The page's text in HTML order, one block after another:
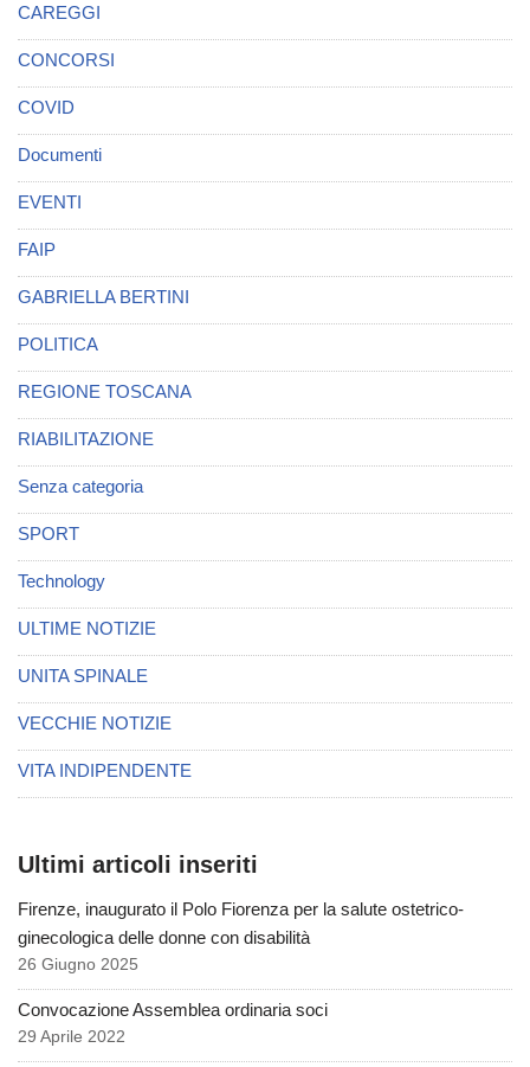
CAREGGI
CONCORSI
COVID
Documenti
EVENTI
FAIP
GABRIELLA BERTINI
POLITICA
REGIONE TOSCANA
RIABILITAZIONE
Senza categoria
SPORT
Technology
ULTIME NOTIZIE
UNITA SPINALE
VECCHIE NOTIZIE
VITA INDIPENDENTE
Ultimi articoli inseriti
Firenze, inaugurato il Polo Fiorenza per la salute ostetrico-
ginecologica delle donne con disabilità
26 Giugno 2025
Convocazione Assemblea ordinaria soci
29 Aprile 2022